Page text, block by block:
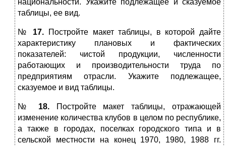
национальности. Укажите подлежащее и сказуемое
таблицы, ее вид.
№ 17.
Постройте макет таблицы, в которой дайте
характеристику плановых и фактических
показателей: чистой продукции, численности
работающих и производительности труда по
предприятиям отрасли. Укажите подлежащее,
сказуемое и вид таблицы.
№ 18.
Постройте макет таблицы, отражающей
изменение количества клубов в целом по республике,
а также в городах, поселках городского типа и в
сельской местности на конец 1970, 1980, 1988 гг.